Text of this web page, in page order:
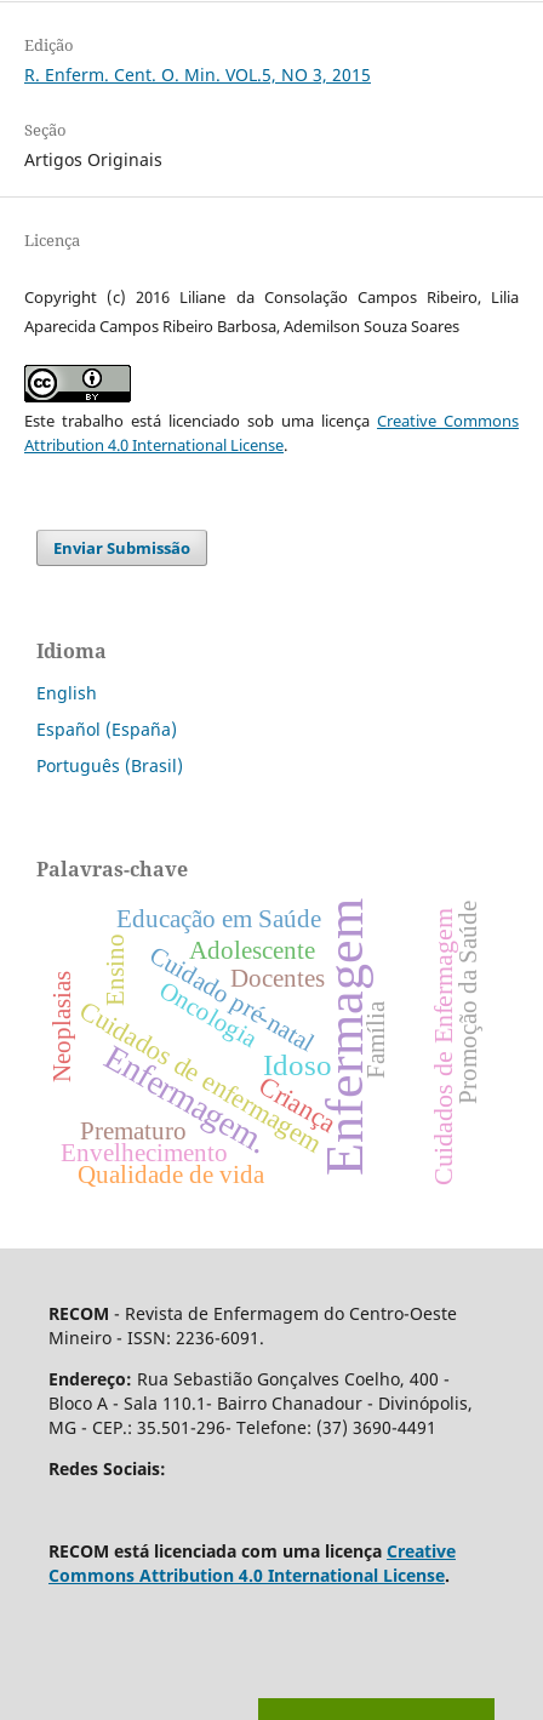
Edição
R. Enferm. Cent. O. Min. VOL.5, NO 3, 2015
Seção
Artigos Originais
Licença
Copyright (c) 2016 Liliane da Consolação Campos Ribeiro, Lilia
Aparecida Campos Ribeiro Barbosa, Ademilson Souza Soares
Este trabalho está licenciado sob uma licençaCreative Commons
Attribution 4.0 International License.
Enviar Submissão
Idioma
English
Español (España)
Português (Brasil)
Palavras-chave
Enfermagem
Enfermagem.Idoso
Cuidados de enfermagem Cuidados de Enfermagem
Criança
Cuidado pré-natal
Educação em Saúde
Envelhecimento
Adolescente
Família
Ensino
Neoplasias
Qualidade de vida
Promoção da Saúde
OncologiaDocentes
Prematuro
RECOM - Revista de Enfermagem do Centro-Oeste
Mineiro - ISSN: 2236-6091.
Endereço: Rua Sebastião Gonçalves Coelho, 400 -
Bloco A - Sala 110.1- Bairro Chanadour - Divinópolis,
MG - CEP.: 35.501-296- Telefone: (37) 3690-4491
Redes Sociais:
RECOM está licenciada com uma licença Creative
Commons Attribution 4.0 International License.